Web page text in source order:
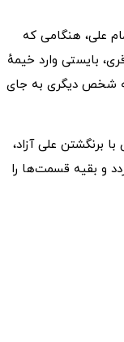
علی، هنگامی که
بایستی وارد خیمهٔ
که شخص دیگری به جای
برنگشتن علی آزاد،
و بقیه قسمت‌ها را